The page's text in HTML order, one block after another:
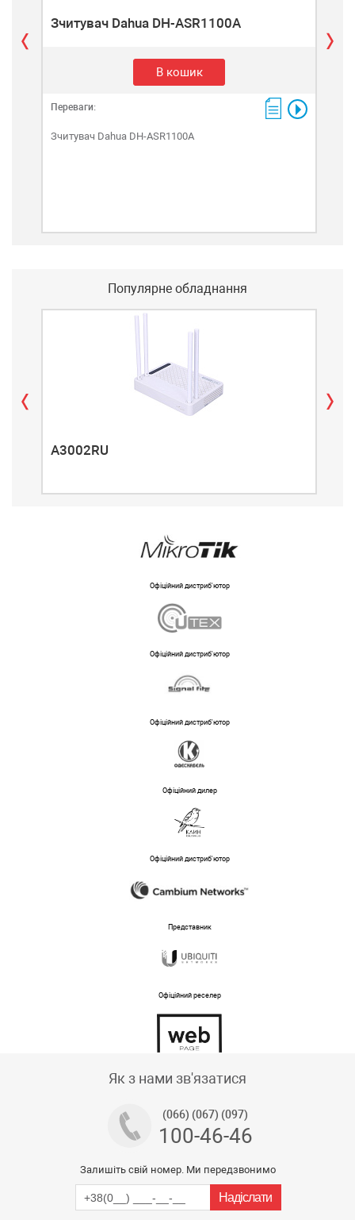
Зчитувач Dahua DH-ASR1100A
В кошик
Переваги:
Зчитувач Dahua DH-ASR1100A
Популярне обладнання
A3002RU
Офіційний дистриб'ютор
Офіційний дистриб'ютор
Офіційний дистриб'ютор
Офіційний дилер
Офіційний дистриб'ютор
Представник
Офіційний реселер
Як з нами зв'язатися
(066) (067) (097)
100-46-46
Залишіть свій номер. Ми передзвонимо